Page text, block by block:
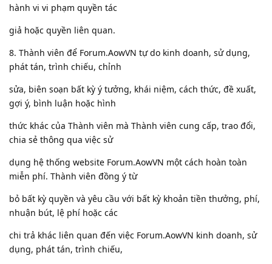
hành vi vi phạm quyền tác
giả hoặc quyền liên quan.
8. Thành viên để Forum.AowVN tự do kinh doanh, sử dụng,
phát tán, trình chiếu, chỉnh
sửa, biên soạn bất kỳ ý tưởng, khái niệm, cách thức, đề xuất,
gợi ý, bình luận hoặc hình
thức khác của Thành viên mà Thành viên cung cấp, trao đổi,
chia sẻ thông qua việc sử
dụng hệ thống website Forum.AowVN một cách hoàn toàn
miễn phí. Thành viên đồng ý từ
bỏ bất kỳ quyền và yêu cầu với bất kỳ khoản tiền thưởng, phí,
nhuận bút, lệ phí hoặc các
chi trả khác liên quan đến việc Forum.AowVN kinh doanh, sử
dụng, phát tán, trình chiếu,